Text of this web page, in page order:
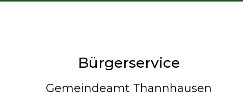
Bürgerservice
Gemeindeamt Thannhausen